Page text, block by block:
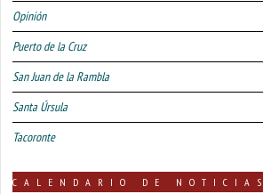
Opinión
Puerto de la Cruz
San Juan de la Rambla
Santa Úrsula
Tacoronte
CALENDARIO DE NOTICIAS